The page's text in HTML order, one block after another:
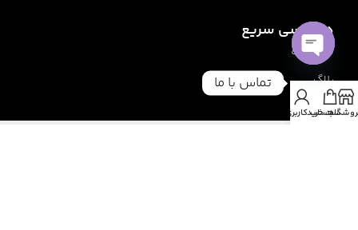
این مجموعه با تجربه مدیران خود که سالها در صنایع مرتبط با کافی
شاپ و فست فود فعال بوده اند توانسته است مجموعه ای از
محصولات مور دنیاز برای کافی شاپ و فست فود را برای شما فراهم
کند.
سبد خرید
حساب کاربری من
تماس با ما
chaty